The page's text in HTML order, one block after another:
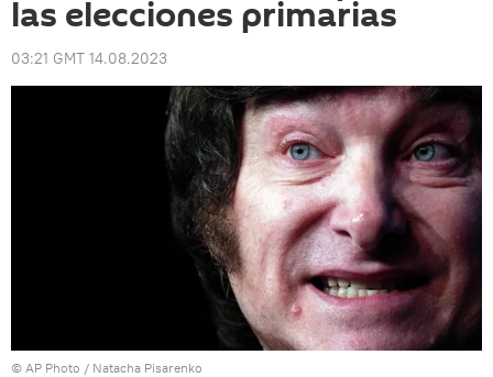
las elecciones primarias
03:21 GMT 14.08.2023
© AP Photo / Natacha Pisarenko